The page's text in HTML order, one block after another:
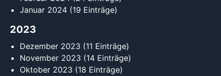
Januar 2024 (19 Einträge)
2023
Dezember 2023 (11 Einträge)
November 2023 (14 Einträge)
Oktober 2023 (18 Einträge)